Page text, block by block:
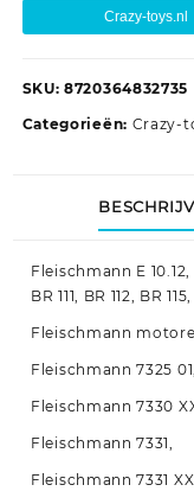
Crazy-toys.nl
SKU: 8720364832735
Categorieën: Crazy-
Fleischmann E 10.12,
BR 111, BR 112, BR
Fleischmann
Fleischmann 7325 01,
Fleischmann 7330
Fleischmann 7331,
Fleischmann 7331